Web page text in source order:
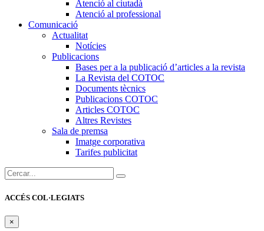
Atenció al ciutadà
Atenció al professional
Comunicació
Actualitat
Notícies
Publicacions
Bases per a la publicació d’articles a la revista
La Revista del COTOC
Documents tècnics
Publicacions COTOC
Articles COTOC
Altres Revistes
Sala de premsa
Imatge corporativa
Tarifes publicitat
Cercar:
ACCÉS COL·LEGIATS
×